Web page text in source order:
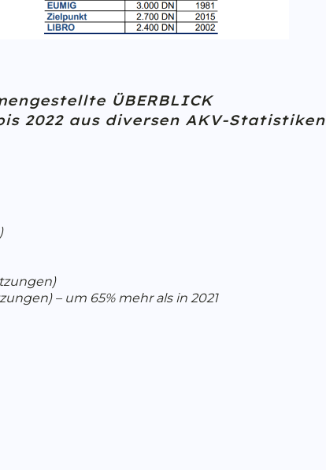
ÜBERBLICK
2022 aus diversen AKV-Statistiken
– um 65% mehr als in 2021